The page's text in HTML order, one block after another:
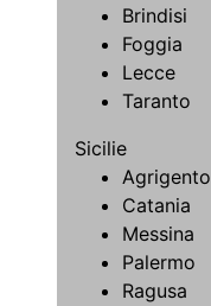
Brindisi
Foggia
Lecce
Taranto
Sicilie
Agrigento
Catania
Messina
Palermo
Ragusa